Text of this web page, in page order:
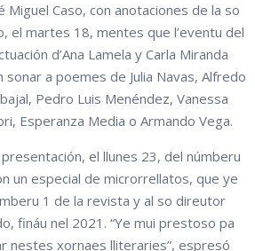
Miguel Caso, con anotaciones de la so
el martes 18, mentes que l’eventu del
d’Ana Lamela y Carla Miranda
sonar a poemes de Julia Navas, Alfredo
Pedro Luis Menéndez, Vanessa
Esperanza Media o Armando Vega.
el llunes 23, del númberu
un especial de microrrellatos, que ye
1 de la revista y al so direutor
fináu nel 2021. “Ye mui prestoso pa
nestes xornaes lliteraries”, espresó